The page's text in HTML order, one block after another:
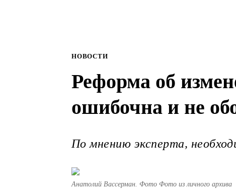
НОВОСТИ
Реформа об
ошибочна и не
По мнению эксперта,
Анатолий Вассерман. Фото Фото из личного архива